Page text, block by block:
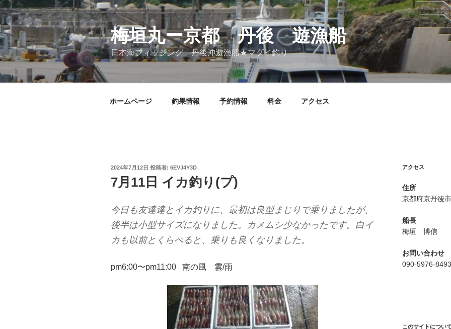
コ
ン
テ
ン
ツ
ス
梅垣丸ー京都 丹後 遊漁船
日本海フィッシング 丹後沖遊漁船★マダイ釣り
ホームページ 釣果情報 予約情報 料金 アクセス
投
日:
2024年7月12日 投稿者: 6EVJ4Y3D
7月11日 イカ釣り(プ)
今日も友達達とイカ釣りに、最初は良型まじりで乗りましたが、
後半は小型サイズになりました。カメムシ少なかったです。白イ
カも以前とくらべると、乗りも良くなりました。
pm6:00〜pm11:00 南の風 雲/雨
アクセス
住所
京都府京丹後
船長
梅垣 博信
お問い合わせ
090-5976-8493
このサイトについて